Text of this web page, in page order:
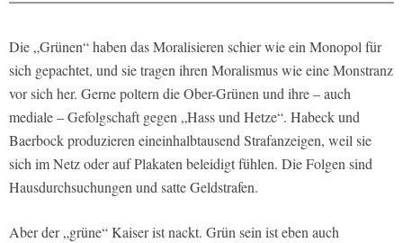
Die „Grünen“ haben das Moralisieren schier wie ein Monopol für
sich gepachtet, und sie tragen ihren Moralismus wie eine Monstranz
vor sich her. Gerne poltern die Ober-Grünen und ihre – auch
mediale – Gefolgschaft gegen „Hass und Hetze“. Habeck und
Baerbock produzieren eineinhalbtausend Strafanzeigen, weil sie
sich im Netz oder auf Plakaten beleidigt fühlen. Die Folgen sind
Hausdurchsuchungen und satte Geldstrafen.
Aber der „grüne“ Kaiser ist nackt. Grün sein ist eben auch